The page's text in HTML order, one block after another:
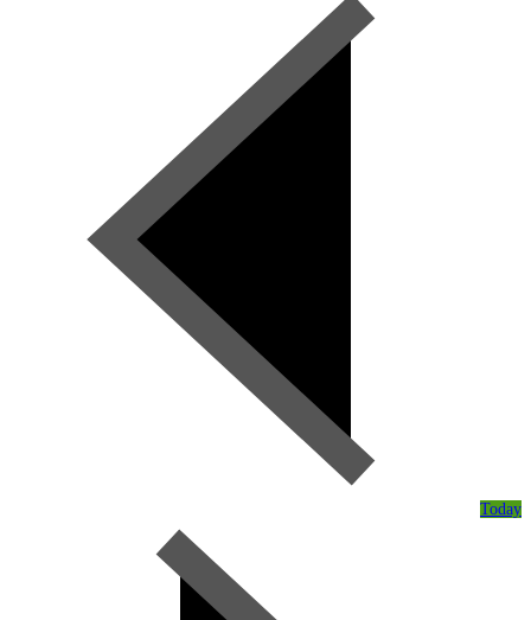
Today